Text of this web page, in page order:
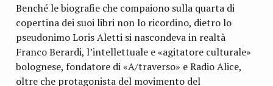
Benché le biografie che compaiono sulla quarta di
copertina dei suoi libri non lo ricordino, dietro lo
pseudonimo Loris Aletti si nascondeva in realtà
Franco Berardi, l’intellettuale e «agitatore culturale»
bolognese, fondatore di «A/traverso» e Radio Alice,
oltre che protagonista del movimento del